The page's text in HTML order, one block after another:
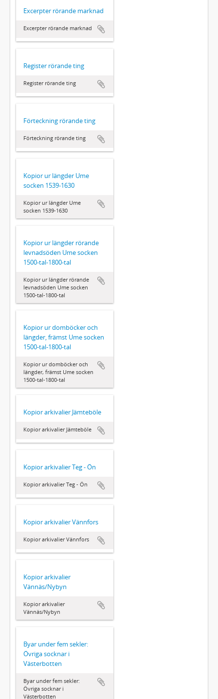
Excerpter rörande marknad
Excerpter rörande marknad
Register rörande ting
Register rörande ting
Förteckning rörande ting
Förteckning rörande ting
Kopior ur längder Ume
socken 1539-1630
Kopior ur längder Ume
socken 1539-1630
Kopior ur längder rörande
levnadsöden Ume socken
1500-tal-1800-tal
Kopior ur längder rörande
levnadsöden Ume socken
1500-tal-1800-tal
Kopior ur domböcker och
längder, främst Ume socken
1500-tal-1800-tal
Kopior ur domböcker och
längder, främst Ume socken
1500-tal-1800-tal
Kopior arkivalier Jämteböle
Kopior arkivalier Jämteböle
Kopior arkivalier Teg - Ön
Kopior arkivalier Teg - Ön
Kopior arkivalier Vännfors
Kopior arkivalier Vännfors
Kopior arkivalier
Vännäs/Nybyn
Kopior arkivalier
Vännäs/Nybyn
Byar under fem sekler:
Övriga socknar i
Västerbotten
Byar under fem sekler:
Övriga socknar i
Västerbotten